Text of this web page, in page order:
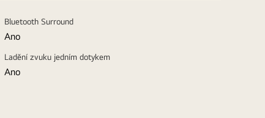
Bluetooth Surround
Ano
Ladění zvuku jedním dotykem
Ano